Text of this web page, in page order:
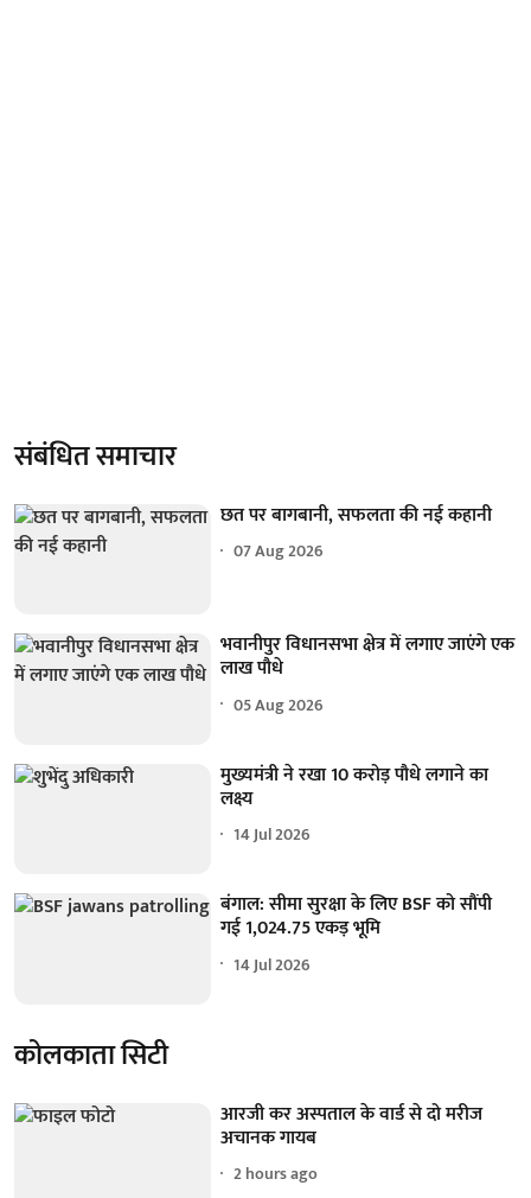
संबंधित समाचार
छत पर बागबानी, सफलता की नई कहानी
07 Aug 2026
भवानीपुर विधानसभा क्षेत्र में लगाए जाएंगे एक
लाख पौधे
05 Aug 2026
मुख्यमंत्री ने रखा 10 करोड़ पौधे लगाने का
लक्ष्य
14 Jul 2026
बंगाल: सीमा सुरक्षा के लिए BSF को सौंपी
गई 1,024.75 एकड़ भूमि
14 Jul 2026
कोलकाता सिटी
आरजी कर अस्पताल के वार्ड से दो मरीज
अचानक गायब
2 hours ago